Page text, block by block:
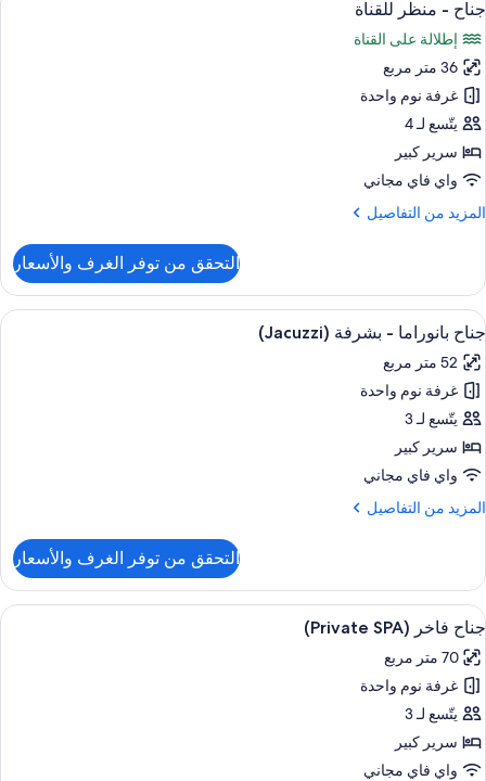
-
الزاوية
جميع
صور
جناح
-
منظر
للقناة
8
جناح - منظر للقناة
إطلالة على القناة
36 متر مربع
غرفة نوم واحدة
يتّسع لـ 4
سرير كبير
واي فاي مجاني
المزيد من التفاصيل
المزيد
جناح
منظر
للقناة
التحقق من توفر الغرف والأسعار
استعراض
جميع
صور
جناح
بانوراما
-
بشرفة
(Jacuzzi)
ألحفة محشوة بالريش وميني بار وخزنة
5
جناح بانوراما - بشرفة (Jacuzzi)
52 متر مربع
غرفة نوم واحدة
يتّسع لـ 3
سرير كبير
واي فاي مجاني
المزيد من التفاصيل
المزيد
جناح
بانوراما
-
بشرفة
التحقق من توفر الغرف والأسعار
استعراض
جميع
صور
جناح
فاخر
(Private
SPA)
ألحفة محشوة بالريش وميني بار وخزنة
7
جناح فاخر (Private SPA)
70 متر مربع
غرفة نوم واحدة
يتّسع لـ 3
سرير كبير
واي فاي مجاني